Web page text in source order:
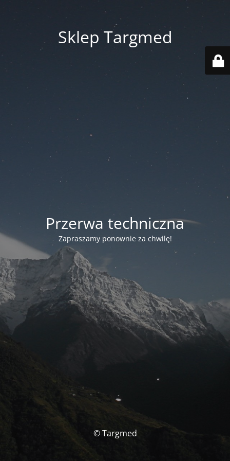
Sklep Targmed
Przerwa techniczna
Zapraszamy ponownie za chwilę!
© Targmed